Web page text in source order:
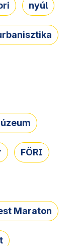
nyúl
FÖRI
Maraton